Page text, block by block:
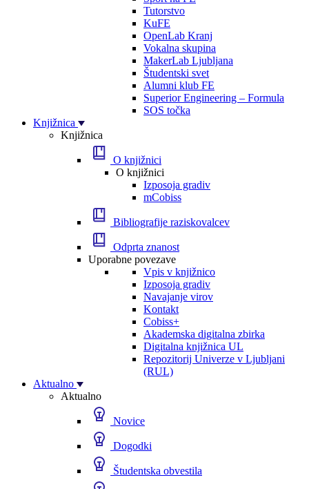
Tutorstvo
KuFE
OpenLab Kranj
Vokalna skupina
MakerLab Ljubljana
Študentski svet
Alumni klub FE
Superior Engineering – Formula
SOS točka
Knjižnica
Knjižnica
O knjižnici
O knjižnici
Izposoja gradiv
mCobiss
Bibliografije raziskovalcev
Odprta znanost
Uporabne povezave
Vpis v knjižnico
Izposoja gradiv
Navajanje virov
Kontakt
Cobiss+
Akademska digitalna zbirka
Digitalna knjižnica UL
Repozitorij Univerze v Ljubljani
(RUL)
Aktualno
Aktualno
Novice
Dogodki
Študentska obvestila